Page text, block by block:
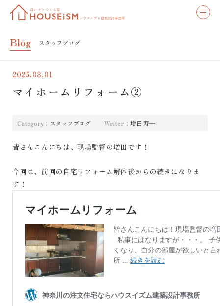
Blog スタッフブログ
2025.08.01
マイホームリフォーム②
Category： スタッフブログ Writer：増田 寿一
皆さんこんにちは、現場監督の増田です！
今回は、前回の自宅リフォーム解体後からの続きになりま
す！